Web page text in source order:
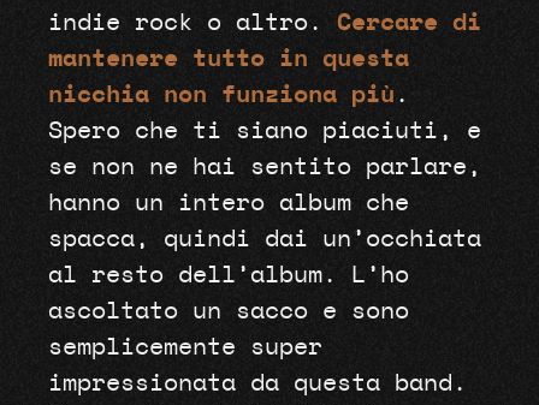
indie rock o altro. Cercare di
mantenere tutto in questa
nicchia non funziona più .
Spero che ti siano piaciuti, e
se non ne hai sentito parlare,
hanno un intero album che
spacca, quindi dai un’occhiata
al resto dell’album. L’ho
ascoltato un sacco e sono
semplicemente super
impressionata da questa band.